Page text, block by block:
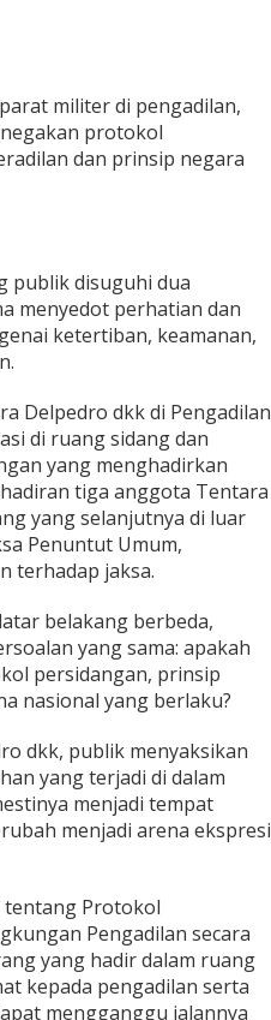
militer di pengadilan,
protokol
dan prinsip negara
publik disuguhi dua
menyedot perhatian dan
ketertiban, keamanan,
Delpedro dkk di Pengadilan
di ruang sidang dan
yang menghadirkan
tiga anggota Tentara
yang selanjutnya di luar
Penuntut Umum,
terhadap jaksa.
belakang berbeda,
yang sama: apakah
persidangan, prinsip
nasional yang berlaku?
dkk, publik menyaksikan
yang terjadi di dalam
menjadi tempat
menjadi arena ekspresi
tentang Protokol
Pengadilan secara
yang hadir dalam ruang
kepada pengadilan serta
mengganggu jalannya